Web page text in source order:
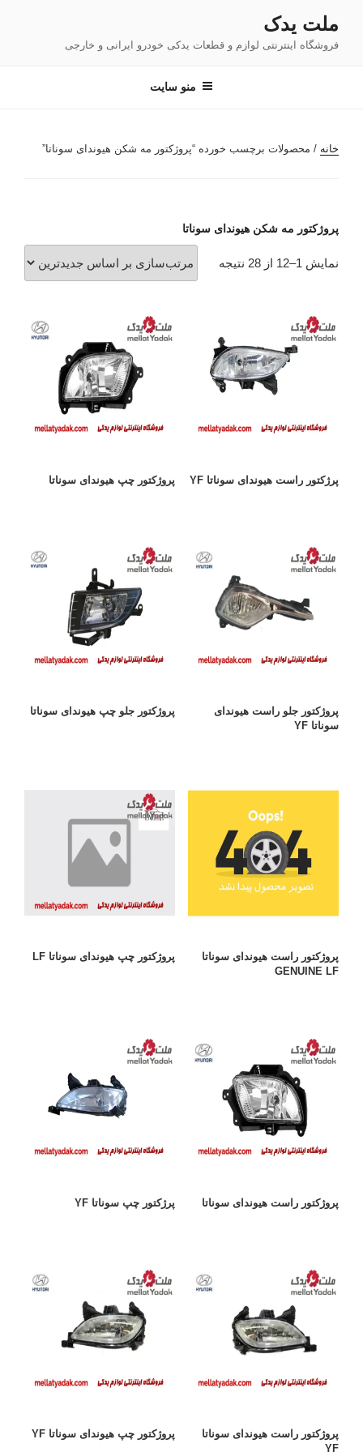
محتوا
ملت یدک
فروشگاه اینترنتی لوازم و قطعات یدکی خودرو ایرانی و خارجی
منو سایت
خانه / محصولات برچسب خورده “پروژکتور مه شکن هیوندای سوناتا”
پروژکتور مه شکن هیوندای سوناتا
نمایش 1–12 از 28 نتیجه
مرتب‌سازی
پرژکتور راست هیوندای سوناتا YF پروژکتور چپ هیوندای سوناتا
پروژکتور جلو راست هیوندای
سوناتا YF
پروژکتور جلو چپ هیوندای سوناتا
پروژکتور راست هیوندای سوناتا
GENUINE LF
پروژکتور چپ هیوندای سوناتا LF
پروژکتور راست هیوندای سوناتا پرژکتور چپ سوناتا YF
پروژکتور راست هیوندای سوناتا
YF
پروژکتور چپ هیوندای سوناتا YF